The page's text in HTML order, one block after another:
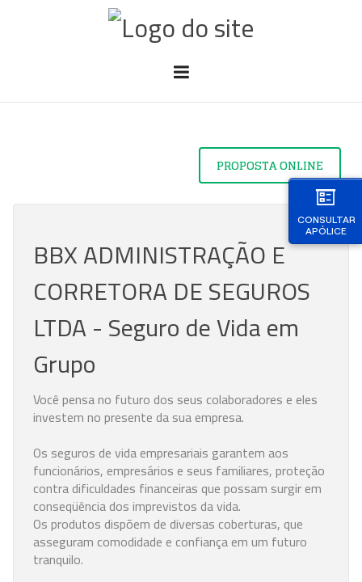
CONSULTAR
APÓLICE
PROPOSTA ONLINE
BBX ADMINISTRAÇÃO E
CORRETORA DE SEGUROS
LTDA - Seguro de Vida em
Grupo
Você pensa no futuro dos seus colaboradores e eles
investem no presente da sua empresa.
Os seguros de vida empresariais garantem aos
funcionários, empresários e seus familiares, proteção
contra dificuldades financeiras que possam surgir em
conseqüência dos imprevistos da vida.
Os produtos dispõem de diversas coberturas, que
asseguram comodidade e confiança em um futuro
tranquilo.